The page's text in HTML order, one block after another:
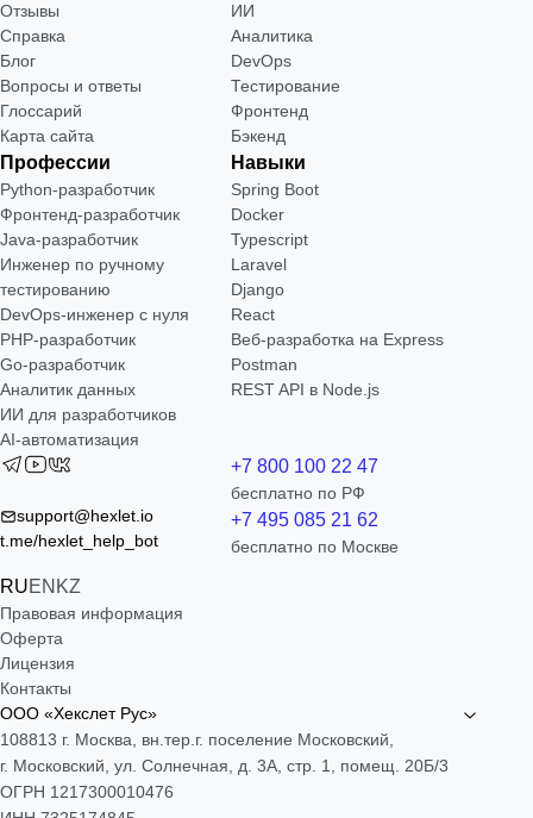
Отзывы
Справка
Блог
Вопросы и ответы
Глоссарий
Карта сайта
ИИ
Аналитика
DevOps
Тестирование
Фронтенд
Бэкенд
Профессии
Python-разработчик
Фронтенд-разработчик
Java-разработчик
Инженер по ручному
тестированию
DevOps-инженер с нуля
РНР-разработчик
Go-разработчик
Аналитик данных
ИИ для разработчиков
AI-автоматизация
Навыки
Spring Boot
Docker
Typescript
Laravel
Django
React
Веб-разработка на Express
Postman
REST API в Node.js
support@hexlet.io
t.me/hexlet_help_bot
RUEN KZ
+7 800 100 22 47
бесплатно по РФ
+7 495 085 21 62
бесплатно по Москве
Правовая информация
Оферта
Лицензия
Контакты
ООО «Хекслет Рус»
108813 г. Москва, вн.тер.г. поселение Московский,
г. Московский, ул. Солнечная, д. 3А, стр. 1, помещ. 20Б/3
ОГРН 1217300010476